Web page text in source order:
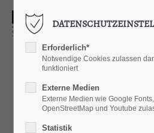
LOGIN
Benutzername
Passwort
Erforderlich*
Notwendige Cookies zulassen
funktioniert
Externe Medien
Externe Medien wie Google
OpenStreetMap und Youtube
Statistik